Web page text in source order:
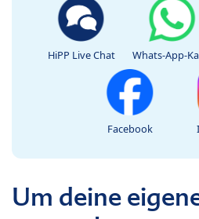
HiPP Live Chat Whats-App-
Facebook
Um deine